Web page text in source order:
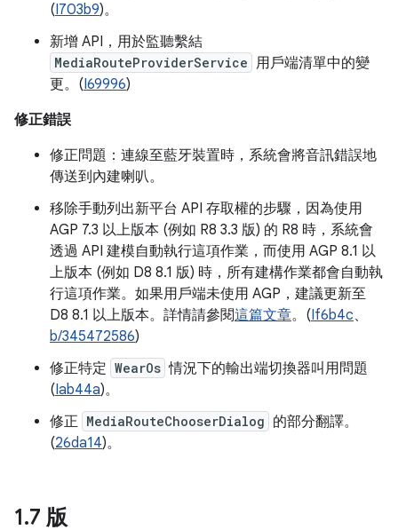
(I703b9)。
新增 API，用於監聽繫結
MediaRouteProviderService 用戶端清單中的變
更。(I69996)
修正錯誤
修正問題：連線至藍牙裝置時，系統會將音訊錯誤地
傳送到內建喇叭。
移除手動列出新平台 API 存取權的步驟，因為使用
AGP 7.3 以上版本 (例如 R8 3.3 版) 的 R8 時，系統會
透過 API 建模自動執行這項作業，而使用 AGP 8.1 以
上版本 (例如 D8 8.1 版) 時，所有建構作業都會自動執
行這項作業。如果用戶端未使用 AGP，建議更新至
D8 8.1 以上版本。詳情請參閱這篇文章。(If6b4c、
b/345472586)
修正特定 WearOs 情況下的輸出端切換器叫用問題
(Iab44a)。
修正 MediaRouteChooserDialog 的部分翻譯。
(26da14)。
1.7 版